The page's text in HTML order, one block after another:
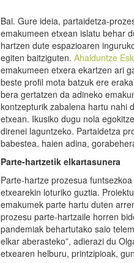
Bai. Gure ideia, partaidetza-
emakumeen etxean islatu behar
hartzen dute espazioaren
egiten baitziguten. Ahalduntze
emakumeen etxera ekartzen ari
beste profil mota batzuk ere
bera gertatzen da adineko
kontzepturik zabalena hartu nahi
etxean. Ikusiko dugu nola
direnei laguntzeko. Partaidetza
babestea, haien adina,
Parte-hartzetik elkartasunera
Parte-hartze prozesua
etxearekin loturiko guztia.
emakumek parte hartu duten
prozesu parte-hartzaile horren
pandemiak behartutako saio
elkar aberasteko”, adierazi du
etxearen helburu, printzipioak,